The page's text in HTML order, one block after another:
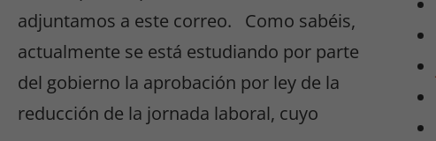
adjuntamos a este correo. Como sabéis,
actualmente se está estudiando por parte
del gobierno la aprobación por ley de la
reducción de la jornada laboral, cuyo